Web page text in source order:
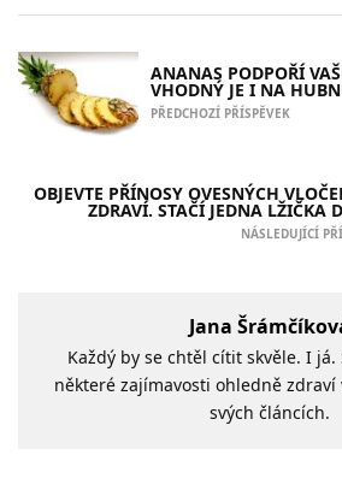
ANANAS PODPOŘÍ
VHODNÝ JE I NA
PŘEDCHOZÍ PŘÍSPĚVEK
OBJEVTE PŘÍNOSY OVESNÝCH
ZDRAVÍ. STAČÍ JEDNA LŽIČKA
NÁSLEDUJÍCÍ
Jana
Každý by se chtěl cítit skvěle. I já.
některé zajímavosti ohledně
svých článcích.